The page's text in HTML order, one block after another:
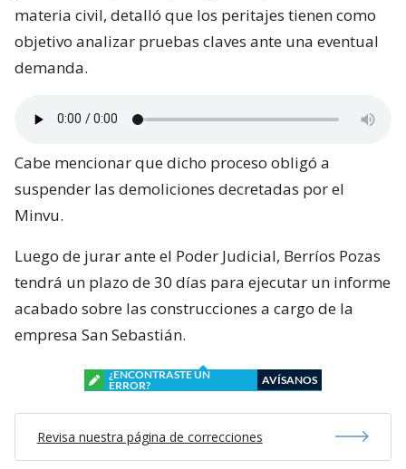
materia civil, detalló que los peritajes tienen como
objetivo analizar pruebas claves ante una eventual
demanda.
Cabe mencionar que dicho proceso obligó a
suspender las demoliciones decretadas por el
Minvu.
Luego de jurar ante el Poder Judicial, Berríos Pozas
tendrá un plazo de 30 días para ejecutar un informe
acabado sobre las construcciones a cargo de la
empresa San Sebastián.
¿ENCONTRASTE UN
ERROR?
AVÍSANOS
Revisa nuestra página de correcciones